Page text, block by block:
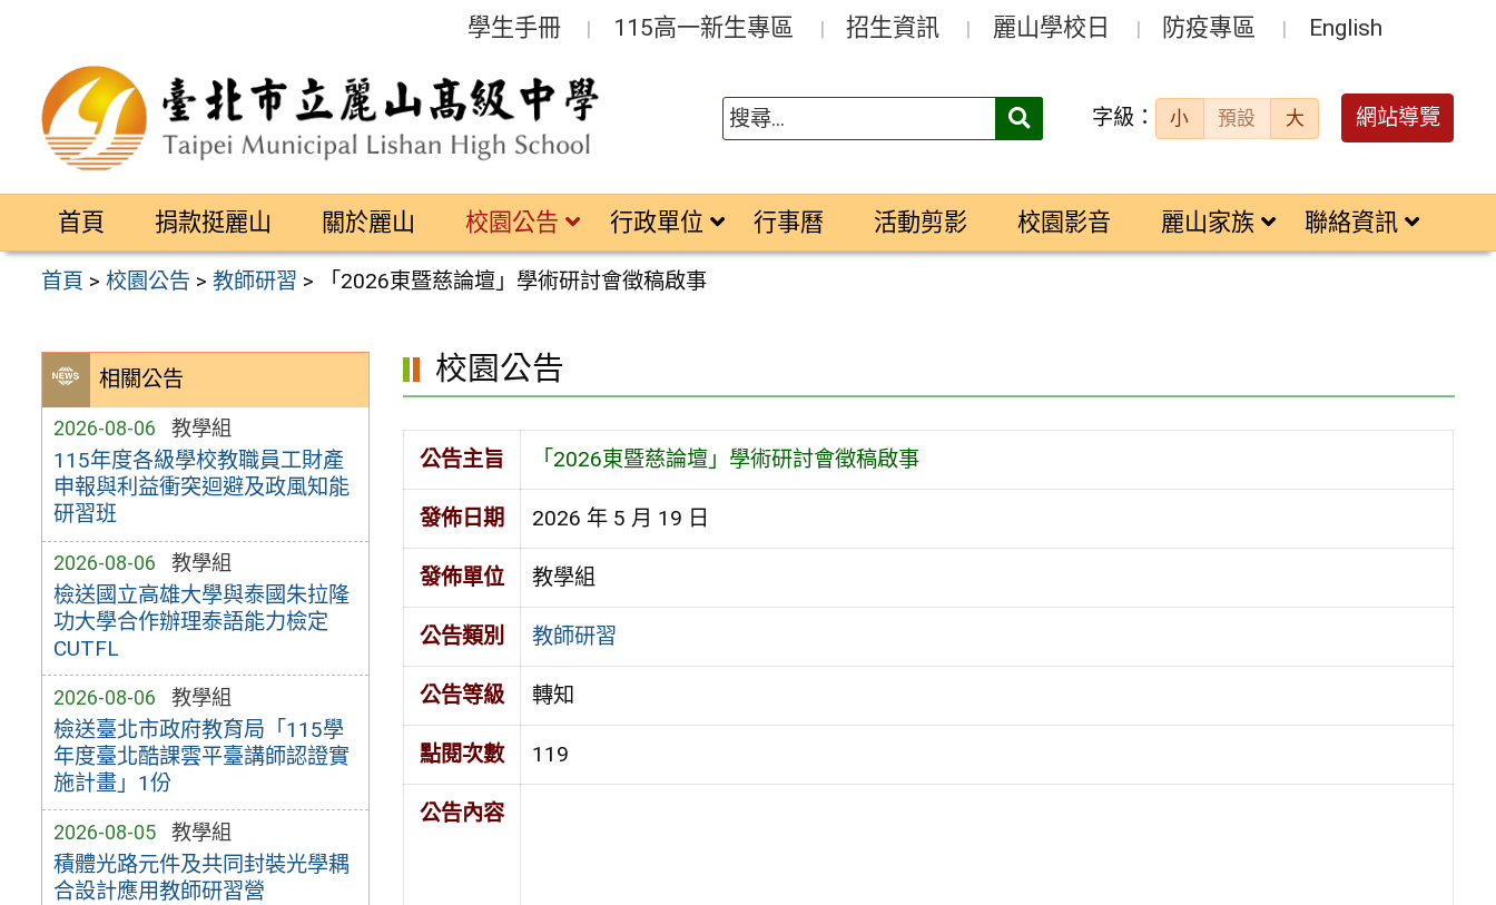
區
學生手冊 115高一新生專區 招生資訊 麗山學校日 防疫專區 English
搜
字級： 小 預設 大 網站導覽
首頁 捐款挺麗山 關於麗山 校園公告 行政單位 行事曆 活動剪影 校園影音 麗山家族 聯絡資訊
首頁 >校園公告 >教師研習 > 「2026東暨慈論壇」學術研討會徵稿啟事
相關公告
2026-08-06 教學組
115年度各級學校教職員工財產
申報與利益衝突迴避及政風知能
研習班
2026-08-06 教學組
檢送國立高雄大學與泰國朱拉隆
功大學合作辦理泰語能力檢定
CUTFL
2026-08-06 教學組
檢送臺北市政府教育局「115學
年度臺北酷課雲平臺講師認證實
施計畫」1份
2026-08-05 教學組
積體光路元件及共同封裝光學耦
合設計應用教師研習營
校園公告
公告主旨 「2026東暨慈論壇」學術研討會徵稿啟事
發佈日期 2026 年 5 月 19 日
發佈單位 教學組
公告類別 教師研習
公告等級 轉知
點閱次數 119
公告內容